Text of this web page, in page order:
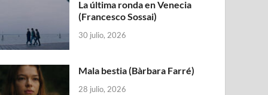
La última ronda en Venecia
(Francesco Sossai)
30 julio, 2026
Mala bestia (Bàrbara Farré)
28 julio, 2026